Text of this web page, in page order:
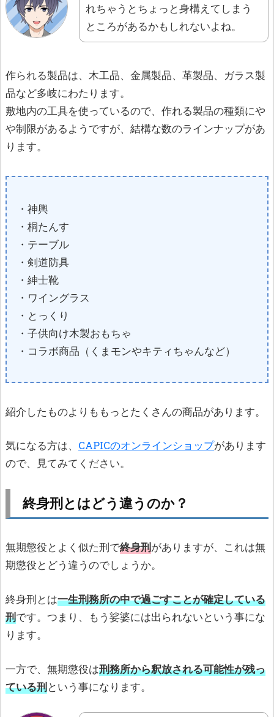
れちゃうとちょっと身構えてしまう
ところがあるかもしれないよね。
作られる製品は、木工品、金属製品、革製品、ガラス製
品など多岐にわたります。
敷地内の工具を使っているので、作れる製品の種類にや
や制限があるようですが、結構な数のラインナップがあ
ります。
・神輿
・桐たんす
・テーブル
・剣道防具
・紳士靴
・ワイングラス
・とっくり
・子供向け木製おもちゃ
・コラボ商品（くまモンやキティちゃんなど）
紹介したものよりももっとたくさんの商品があります。
気になる方は、 CAPICのオンラインショップがあります
ので、見てみてください。
終身刑とはどう違うのか？
無期懲役とよく似た刑で終身刑がありますが、これは無
期懲役とどう違うのでしょうか。
終身刑とは一生刑務所の中で過ごすことが確定している
刑です。つまり、もう娑婆には出られないという事にな
ります。
一方で、無期懲役は刑務所から釈放される可能性が残っ
ている刑という事になります。